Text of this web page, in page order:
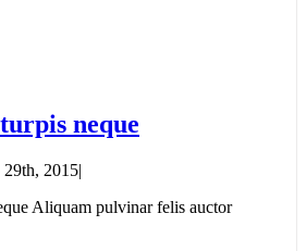
neque
2015|
Aliquam pulvinar felis auctor